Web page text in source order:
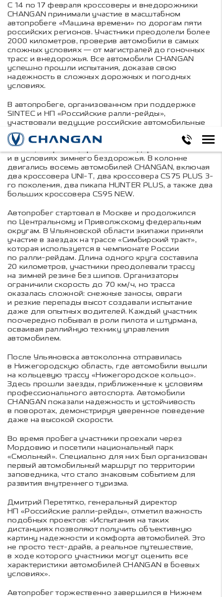
С 14 по 17 февраля кроссоверы и внедорожники
CHANGAN принимали участие в масштабном
автопробеге «Машина времени» по дорогам пяти
российских регионов. Участники преодолели более
2000 километров, проверив автомобили в самых
сложных условиях — от магистралей до гоночных
трасс и внедорожья. Все автомобили CHANGAN
успешно прошли испытания, доказав свою
надежность в сложных дорожных и погодных
условиях.
В автопробеге, организованном при поддержке
SINTEC и НП «Российские ралли-рейды»,
участвовали ведущие российские автомобильные
журналисты и блогеры из автомобильной сферы.
Они испытали модели CHANGAN в городском
потоке, на трассах, проселочных дорогах
и в условиях зимнего бездорожья. В колонне
двигались восемь автомобилей CHANGAN, включая
два кроссовера UNI-T, два кроссовера CS75 PLUS 3-
го поколения, два пикапа HUNTER PLUS, а также два
больших кроссовера CS95 NEW.
Автопробег стартовал в Москве и продолжился
по Центральному и Приволжскому федеральным
округам. В Ульяновской области экипажи приняли
участие в заездах на трассе «Симбирский тракт»,
которая используется в чемпионате России
по ралли-рейдам. Длина одного круга составила
20 километров, участники преодолевали трассу
на зимней резине без шипов. Организаторы
ограничили скорость до 70 км/ч, но трасса
оказалась сложной: снежные заносы, овраги
и резкие перепады высот создавали испытание
даже для опытных водителей. Каждый участник
поочередно побывал в роли пилота и штурмана,
осваивая раллийную технику управления
автомобилем.
После Ульяновска автоколонна отправилась
в Нижегородскую область, где автомобили вышли
на кольцевую трассу «Нижегородское кольцо».
Здесь прошли заезды, приближенные к условиям
профессионального автоспорта. Автомобили
CHANGAN показали надежность и устойчивость
в поворотах, демонстрируя уверенное поведение
даже на высокой скорости.
Во время пробега участники проехали через
Мордовию и посетили национальный парк
«Смольный». Специально для них был организован
первый автомобильный маршрут по территории
заповедника, что стало знаковым событием для
развития внутреннего туризма.
Дмитрий Перетятко, генеральный директор
НП «Российские ралли-рейды», отметил важность
подобных проектов: «Испытания на таких
дистанциях позволяют получить объективную
картину надежности и комфорта автомобилей. Это
не просто тест-драйв, а реальное путешествие,
в ходе которого участники могут оценить все
характеристики автомобилей CHANGAN в боевых
условиях».
Автопробег торжественно завершился в Нижнем